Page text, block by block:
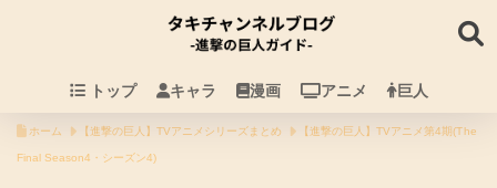
トップ キャラ 漫画 アニメ 巨人
ホーム 【進撃の巨人】TVアニメシリーズまとめ 【進撃の巨人】TVアニメ第4期(The
Final Season4・シーズン4)